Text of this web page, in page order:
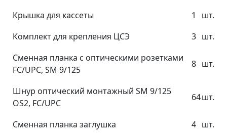
Крышка для кассеты 1
шт.
Комплект для крепления ЦСЭ
3 шт.
Сменная планка с оптическими розетками
FC/UPC, SM 9/125
8 шт.
Шнур оптический монтажный SM 9/125
OS2, FC/UPC
64шт.
Сменная планка заглушка 4 шт.